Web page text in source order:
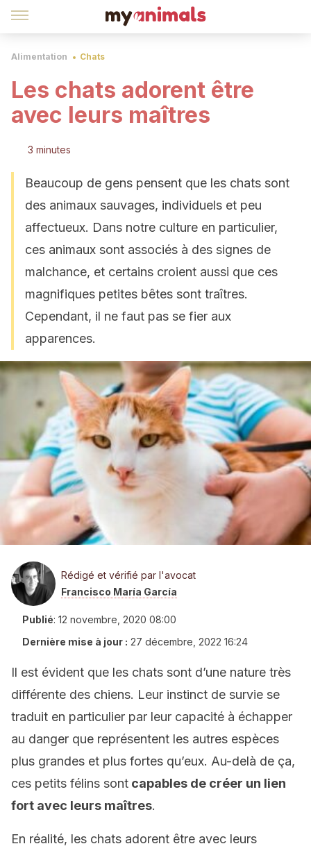
Alimentation Chats
Les chats adorent être
avec leurs maîtres
3 minutes
Beaucoup de gens pensent que les chats sont
des animaux sauvages, individuels et peu
affectueux. Dans notre culture en particulier,
ces animaux sont associés à des signes de
malchance, et certains croient aussi que ces
magnifiques petites bêtes sont traîtres.
Cependant, il ne faut pas se fier aux
apparences.
Rédigé et vérifié par l'avocat
Francisco María García
Publié: 12 novembre, 2020 08:00
Dernière mise à jour : 27 décembre, 2022 16:24
Il est évident que les chats sont d’une nature très
différente des chiens. Leur instinct de survie se
traduit en particulier par leur capacité à échapper
au danger que représentent les autres espèces
plus grandes et plus fortes qu’eux. Au-delà de ça,
ces petits félins sont capables de créer un lien
fort avec leurs maîtres.
En réalité, les chats adorent être avec leurs